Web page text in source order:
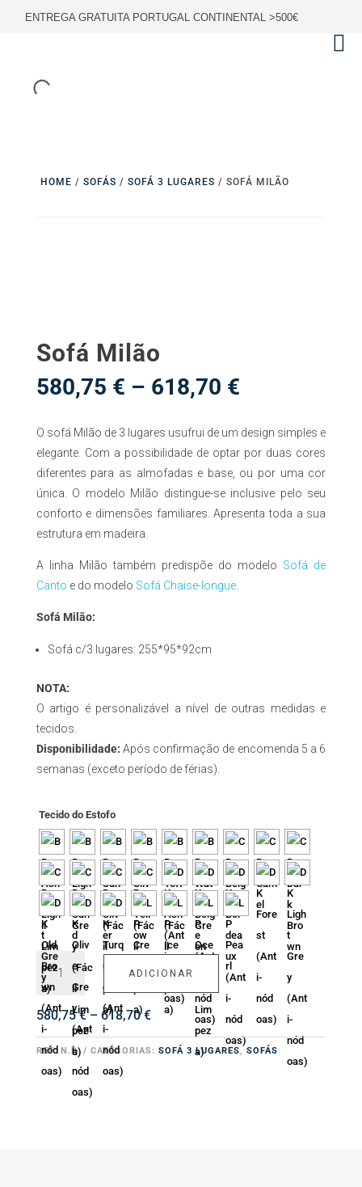
ENTREGA GRATUITA PORTUGAL CONTINENTAL >500€
HOME / SOFÁS / SOFÁ 3 LUGARES / SOFÁ MILÃO
Sofá Milão
580,75 € – 618,70 €Price
range:
580,75 €
through
618,70 €
O sofá Milão de 3 lugares usufrui de um design simples e
elegante. Com a possibilidade de optar por duas cores
diferentes para as almofadas e base, ou por uma cor
única. O modelo Milão distingue-se inclusive pelo seu
conforto e dimensões familiares. Apresenta toda a sua
estrutura em madeira.
A linha Milão também predispõe do modelo Sofá de
Canto e do modelo Sofá Chaise-longue.
Sofá Milão:
Sofá c/3 lugares: 255*95*92cm
NOTA:
O artigo é personalizável a nível de outras medidas e
tecidos.
Disponibilidade: Após confirmação de encomenda 5 a 6
semanas (exceto período de férias).
Tecido do Estofo
Quantidade
de
Sofá
Milão
ADICIONAR
580,75€ – 618,70€Price
580,75 €
REF: N.D. CATEGORIAS: SOFÁ 3 LUGARES, SOFÁS